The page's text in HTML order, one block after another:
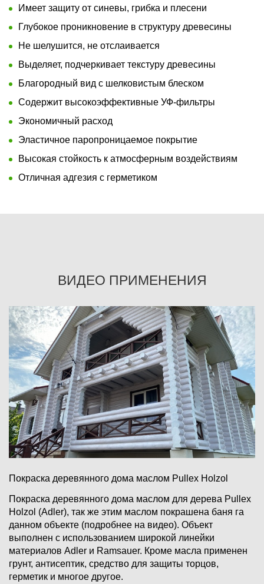
Имеет защиту от синевы, грибка и плесени
Глубокое проникновение в структуру древесины
Не шелушится, не отслаивается
Выделяет, подчеркивает текстуру древесины
Благородный вид с шелковистым блеском
Содержит высокоэффективные УФ-фильтры
Экономичный расход
Эластичное паропроницаемое покрытие
Высокая стойкость к атмосферным воздействиям
Отличная адгезия с герметиком
ВИДЕО ПРИМЕНЕНИЯ
Покраска деревянного дома маслом Pullex Holzol
Покраска деревянного дома маслом для дерева Pullex
Holzol (Adler), так же этим маслом покрашена баня га
данном объекте (подробнее на видео). Объект
выполнен с использованием широкой линейки
материалов Adler и Ramsauer. Кроме масла применен
грунт, антисептик, средство для защиты торцов,
герметик и многое другое.